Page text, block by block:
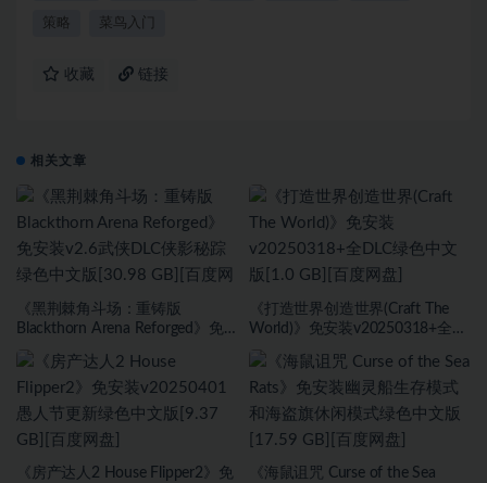
策略 菜鸟入门
收藏 链接
相关文章
《黑荆棘角斗场：重铸版
Blackthorn Arena Reforged》免
文版[30.98 GB][百度网盘]
《打造世界创造世界(Craft The
World)》免安装v20250318+全
盘]
《房产达人2 House Flipper2》免
《海鼠诅咒 Curse of the Sea